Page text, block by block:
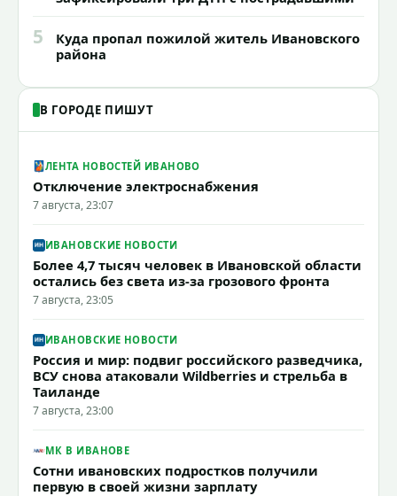
5
Куда пропал пожилой житель Ивановского
района
В ГОРОДЕ ПИШУТ
ЛЕНТА НОВОСТЕЙ ИВАНОВО
Отключение электроснабжения
7 августа, 23:07
ИВАНОВСКИЕ НОВОСТИ
Более 4,7 тысяч человек в Ивановской области
остались без света из-за грозового фронта
7 августа, 23:05
ИВАНОВСКИЕ НОВОСТИ
Россия и мир: подвиг российского разведчика,
ВСУ снова атаковали Wildberries и стрельба в
Таиланде
7 августа, 23:00
МК В ИВАНОВЕ
Сотни ивановских подростков получили
первую в своей жизни зарплату